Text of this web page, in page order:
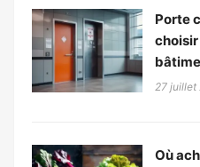
Porte
27 juillet
Où